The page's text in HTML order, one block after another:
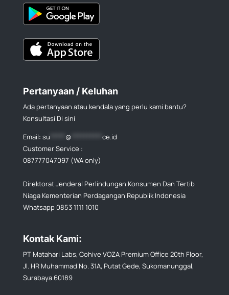
Pertanyaan / Keluhan
Ada pertanyaan atau kendala yang perlu kami bantu?
Konsultasi Di sini
Email: su @
ce.id
Customer Service :
087777047097 (WA only)
Direktorat Jenderal Perlindungan Konsumen Dan Tertib
Niaga Kementerian Perdagangan Republik Indonesia
Whatsapp 0853 1111 1010
Kontak Kami:
PT Matahari Labs, Cohive VOZA Premium Office 20th Floor,
Jl. HR Muhammad No. 31A, Putat Gede, Sukomanunggal,
Surabaya 60189